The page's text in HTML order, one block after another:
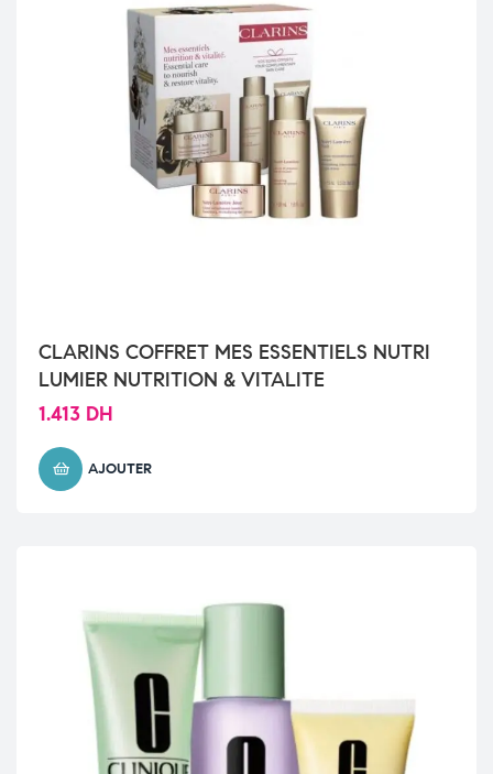
CLARINS COFFRET MES ESSENTIELS NUTRI
LUMIER NUTRITION & VITALITE
1.413 DH
AJOUTER